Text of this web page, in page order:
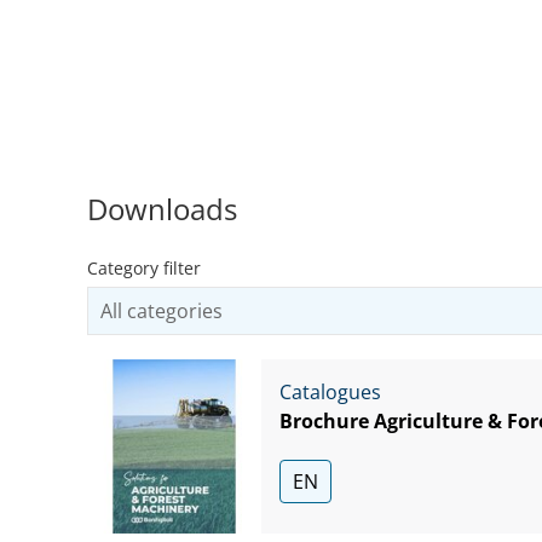
Downloads
Category filter
Catalogues
Brochure Agriculture &
EN